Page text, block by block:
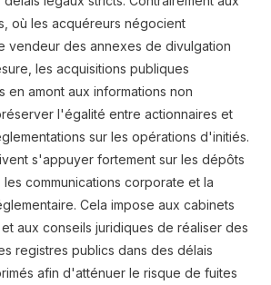
où les acquéreurs négocient
vendeur des annexes de divulgation
les acquisitions publiques
en amont aux informations non
l'égalité entre actionnaires et
sur les opérations d'initiés.
s'appuyer fortement sur les dépôts
communications corporate et la
Cela impose aux cabinets
aux conseils juridiques de réaliser des
registres publics dans des délais
afin d'atténuer le risque de fuites